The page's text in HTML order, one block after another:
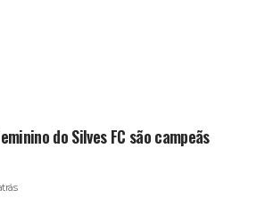
do Silves FC são campeãs